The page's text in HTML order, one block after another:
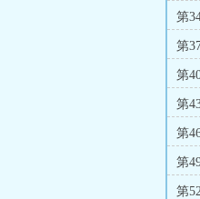
第
第
第
第
第
第
第